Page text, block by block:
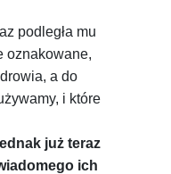
podległa mu
oznakowane,
a do
i które
już teraz
ich